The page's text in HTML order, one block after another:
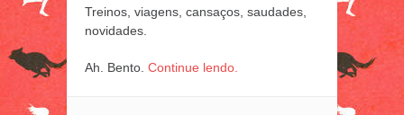
Treinos, viagens, cansaços, saudades,
novidades.
Ah. Bento. Continue lendo.